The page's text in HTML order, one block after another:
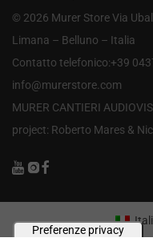
© 2026 Murer Store Via
Limana – Belluno – Italia
Contatto telefonico:+39
info@murerstore.com
MURER CANTIERI
project: Roberto Mares &